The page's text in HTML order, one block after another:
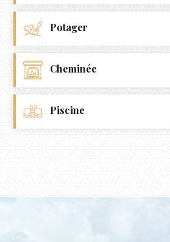
Potager
Cheminée
Piscine